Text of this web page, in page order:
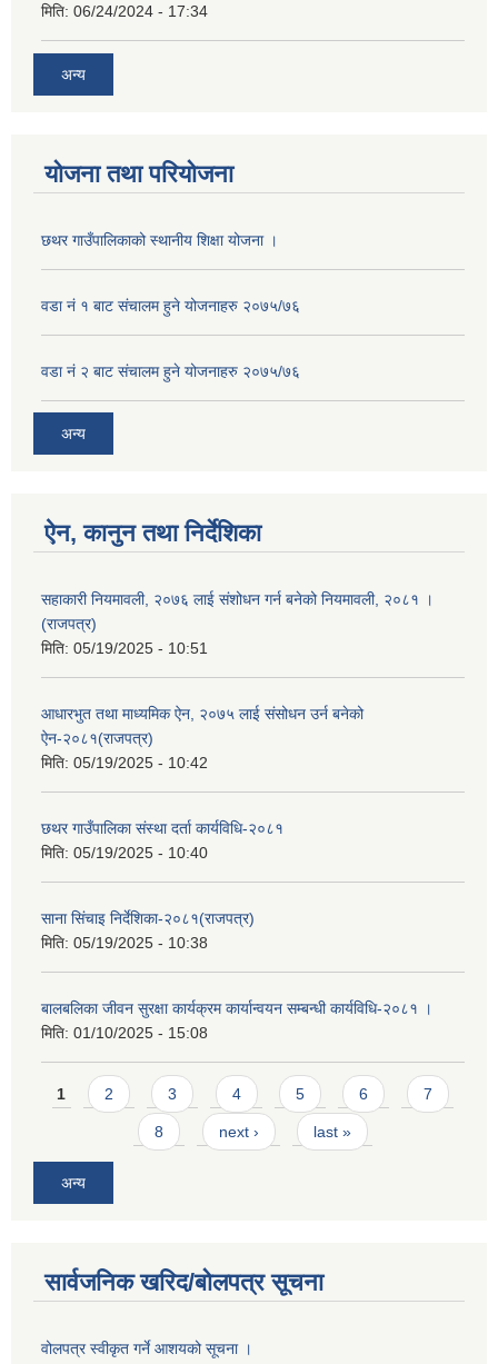
मिति: 06/24/2024 - 17:34
अन्य
योजना तथा परियोजना
छथर गाउँपालिकाको स्थानीय शिक्षा योजना ।
वडा नं १ बाट संचालम हुने योजनाहरु २०७५/७६
वडा नं २ बाट संचालम हुने योजनाहरु २०७५/७६
अन्य
ऐन, कानुन तथा निर्देशिका
सहाकारी नियमावली, २०७६ लाई संशोधन गर्न बनेको नियमावली, २०८१ ।
(राजपत्र)
मिति: 05/19/2025 - 10:51
आधारभुत तथा माध्यमिक ऐन, २०७५ लाई संसोधन उर्न बनेको
ऐन-२०८१(राजपत्र)
मिति: 05/19/2025 - 10:42
छथर गाउँपालिका संस्था दर्ता कार्यविधि-२०८१
मिति: 05/19/2025 - 10:40
साना सिंचाइ निर्देशिका-२०८१(राजपत्र)
मिति: 05/19/2025 - 10:38
बालबलिका जीवन सुरक्षा कार्यक्रम कार्यान्वयन सम्बन्धी कार्यविधि-२०८१ ।
मिति: 01/10/2025 - 15:08
Pages
1 2 3 4 5 6 7
8 next › last »
अन्य
सार्वजनिक खरिद/बोलपत्र सूचना
वोलपत्र स्वीकृत गर्ने आशयको सूचना ।